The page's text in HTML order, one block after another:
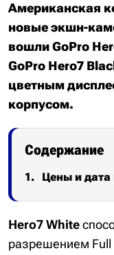
Американская
новые экшн-
вошли GoPro
GoPro Hero7
цветным
корпусом.
Содержание
Цены и
Hero7 White
разрешением Full